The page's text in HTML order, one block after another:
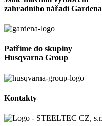
zahradního nářadí Gardena
Patříme do skupiny
Husqvarna Group
Kontakty